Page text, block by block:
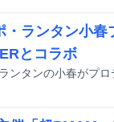
・ランタン小
とコラボ